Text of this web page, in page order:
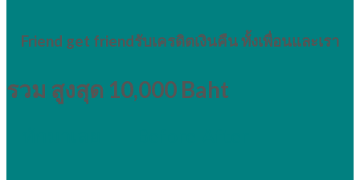
Friend get friendรับเครดิตเงินคืน ทั้งเพื่อนและเรา
รวม สูงสุด 10,000 Baht